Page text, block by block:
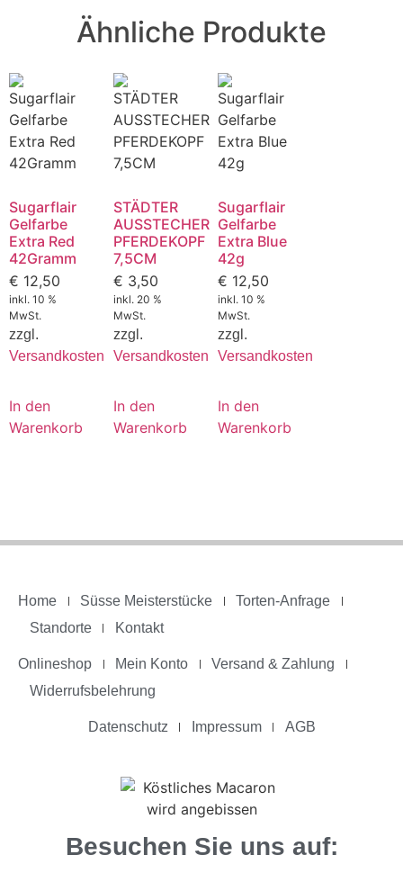
Ähnliche Produkte
Sugarflair
Gelfarbe
Extra Red
42Gramm
€ 12,50
inkl. 10 %
MwSt.
zzgl.
Versandkosten
In den
Warenkorb
STÄDTER
AUSSTECHER
PFERDEKOPF
7,5CM
€ 3,50
inkl. 20 %
MwSt.
zzgl.
Versandkosten
In den
Warenkorb
Sugarflair
Gelfarbe
Extra Blue
42g
€ 12,50
inkl. 10 %
MwSt.
zzgl.
Versandkosten
In den
Warenkorb
Home Süsse Meisterstücke
Torten-Anfrage
Standorte
Kontakt
Onlineshop Mein Konto
Versand & Zahlung
Widerrufsbelehrung
Datenschutz Impressum AGB
Besuchen Sie uns auf: